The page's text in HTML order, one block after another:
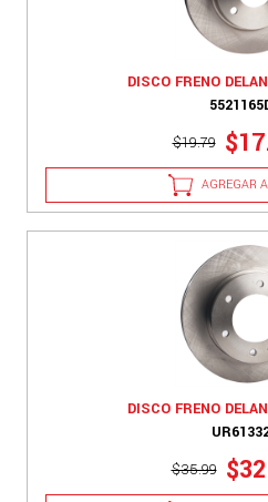
DISCO FRENO
$19.79
AGREGAR
DISCO FRENO
$35.99